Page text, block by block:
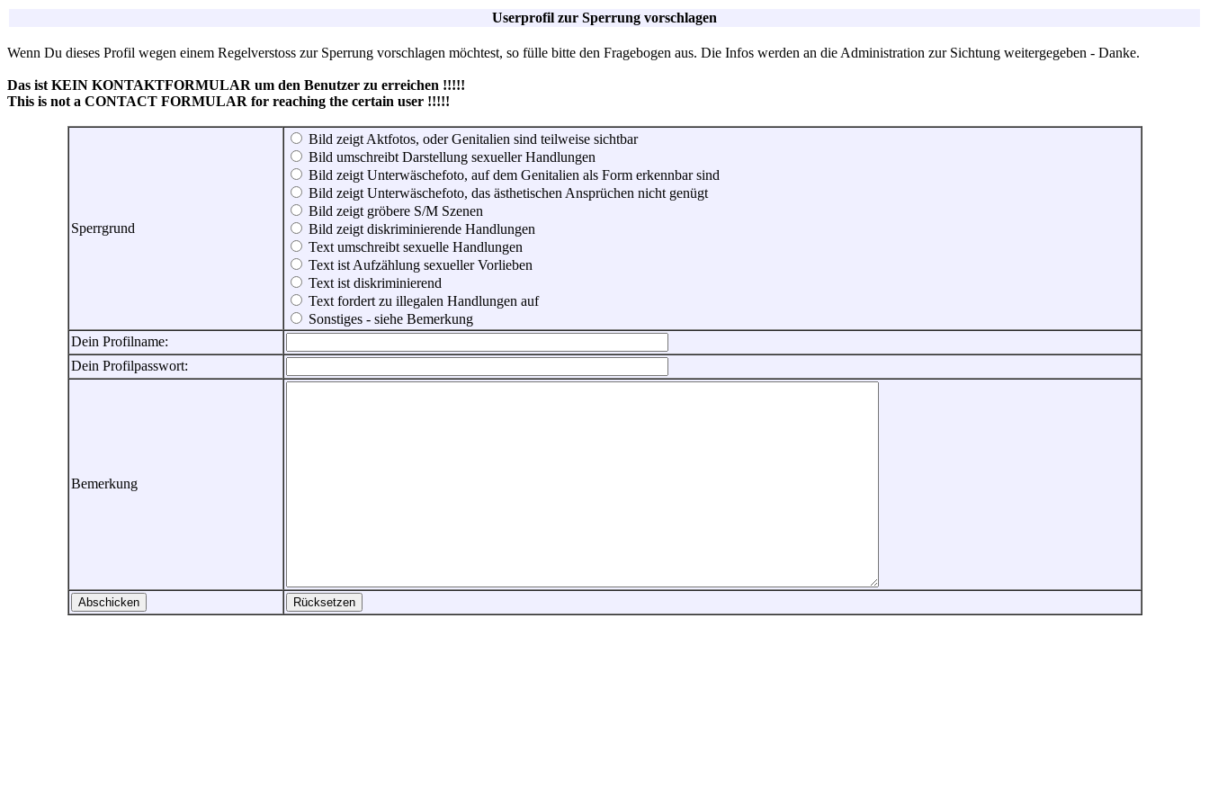
Userprofil zur Sperrung vorschlagen
Wenn Du dieses Profil wegen einem Regelverstoss zur Sperrung vorschlagen möchtest, so fülle bitte den Fragebogen aus. Die Infos werden an die Administration zur Sichtung weitergegeben - Danke.
Das ist KEIN KONTAKTFORMULAR um den Benutzer zu erreichen !!!!!
This is not a CONTACT FORMULAR for reaching the certain user !!!!!
Sperrgrund
Bild zeigt Aktfotos, oder Genitalien sind teilweise sichtbar
Bild umschreibt Darstellung sexueller Handlungen
Bild zeigt Unterwäschefoto, auf dem Genitalien als Form erkennbar sind
Bild zeigt Unterwäschefoto, das ästhetischen Ansprüchen nicht genügt
Bild zeigt gröbere S/M Szenen
Bild zeigt diskriminierende Handlungen
Text umschreibt sexuelle Handlungen
Text ist Aufzählung sexueller Vorlieben
Text ist diskriminierend
Text fordert zu illegalen Handlungen auf
Sonstiges - siehe Bemerkung
Dein Profilname:
Dein Profilpasswort:
Bemerkung